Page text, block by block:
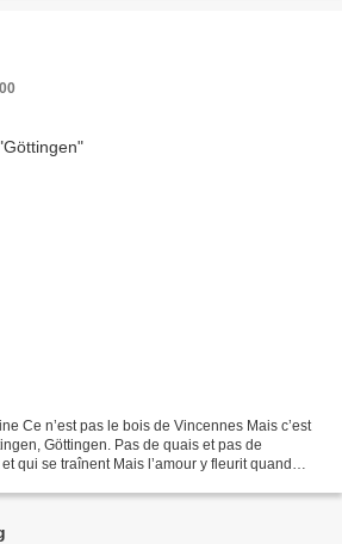
Ce n’est pas le bois de Vincennes Mais c’est
Göttingen. Pas de quais et pas de
qui se traînent Mais l’amour y fleurit quand